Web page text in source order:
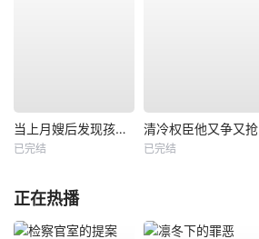
当上月嫂后发现孩子是我的
已完结
清冷权臣他又争又抢
已完结
正在热播